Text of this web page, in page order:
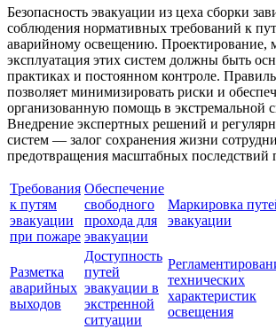
Безопасность эвакуации из цеха сборки
соблюдения нормативных требований к
аварийному освещению. Проектирование,
эксплуатация этих систем должны быть
практиках и постоянном контроле.
позволяет минимизировать риски и
организованную помощь в экстремальной
Внедрение экспертных решений и
систем — залог сохранения жизни
предотвращения масштабных последствий
Требования
к путям
эвакуации
при пожаре
Обеспечение
свободного
прохода для
эвакуации
Маркировка
эвакуации
Разметка
аварийных
выходов
Доступность
путей
эвакуации в
экстренной
ситуации
технических
характеристик
освещения